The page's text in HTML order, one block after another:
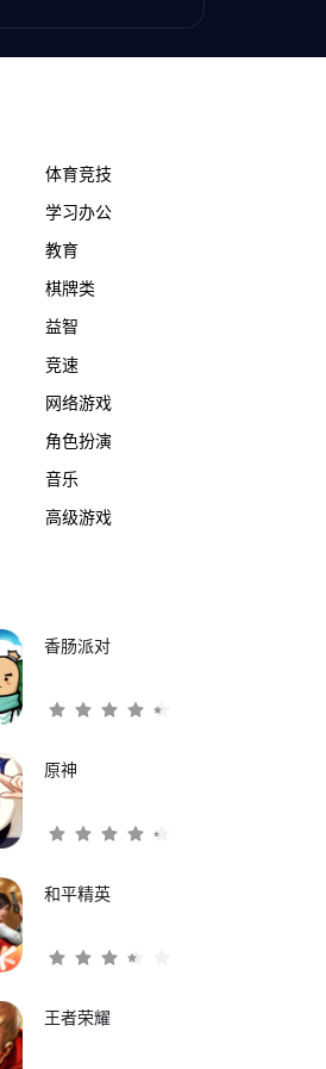
体育竞技
学习办公
教育
棋牌类
益智
竞速
网络游戏
角色扮演
音乐
高级游戏
香肠派对
原神
和平精英
王者荣耀